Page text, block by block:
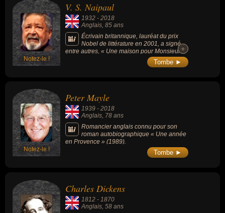
Notez-le !
V. S. Naipaul
1932 - 2018
Anglais , 85 ans
Écrivain britannique, lauréat du prix
Nobel de littérature en 2001, a signé,
entre autres, « Une maison pour Monsieur
Biswas » et « L’Inde. Un million de révoltes ».
+
+
Tombe ►
Notez-le !
Peter Mayle
1939 - 2018
Anglais, 78 ans
Romancier anglais connu pour son
roman autobiographique « Une année
en Provence » (1989).
Tombe ►
Charles Dickens
1812 - 1870
Anglais , 58 ans